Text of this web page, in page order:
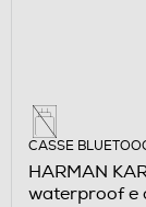
CASSE
HARMAN
waterproof e